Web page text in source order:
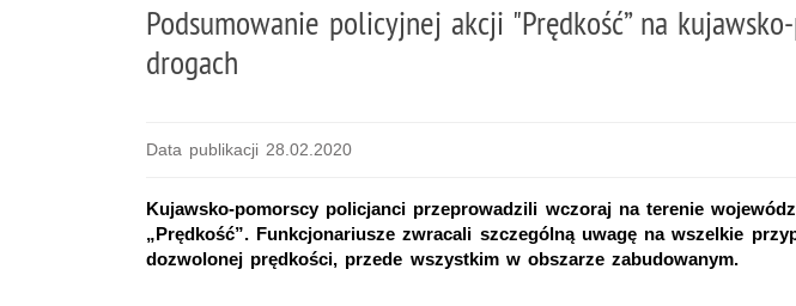
Podsumowanie policyjnej akcji "Prędkość” na
drogach
Data publikacji 28.02.2020
Kujawsko-pomorscy policjanci przeprowadzili wczoraj na terenie
„Prędkość”. Funkcjonariusze zwracali szczególną uwagę na wszelkie
dozwolonej prędkości, przede wszystkim w obszarze zabudowanym.